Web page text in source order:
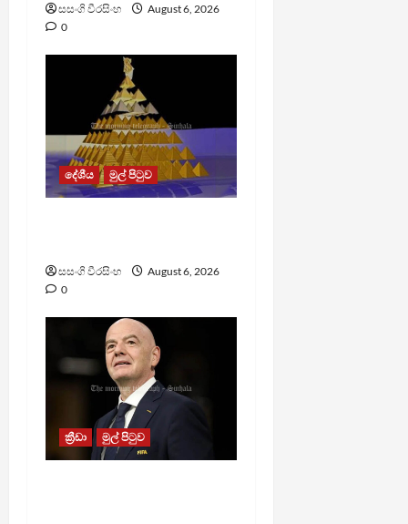
සසංගි වීරසිංහ
August 6, 2026
0
දේශීය මුල් පිටුව
සසංගි වීරසිංහ
August 6, 2026
0
ක්‍රීඩා මුල් පිටුව